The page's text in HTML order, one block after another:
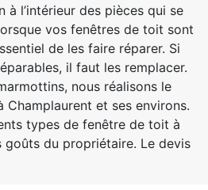
à l’intérieur des pièces qui se
vos fenêtres de toit sont
de les faire réparer. Si
il faut les remplacer.
nous réalisons le
Champlaurent et ses environs.
types de fenêtre de toit à
du propriétaire. Le devis